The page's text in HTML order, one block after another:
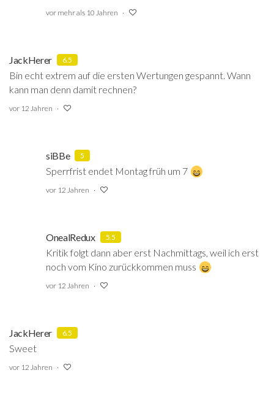
vor mehr als 10 Jahren
JackHerer 6.5
Bin echt extrem auf die ersten Wertungen gespannt. Wann
kann man denn damit rechnen?
vor 12 Jahren
siBBe 5
Sperrfrist endet Montag früh um 7
vor 12 Jahren
OnealRedux 5.5
Kritik folgt dann aber erst Nachmittags, weil ich erst
noch vom Kino zurückkommen muss
vor 12 Jahren
JackHerer 6.5
Sweet
vor 12 Jahren